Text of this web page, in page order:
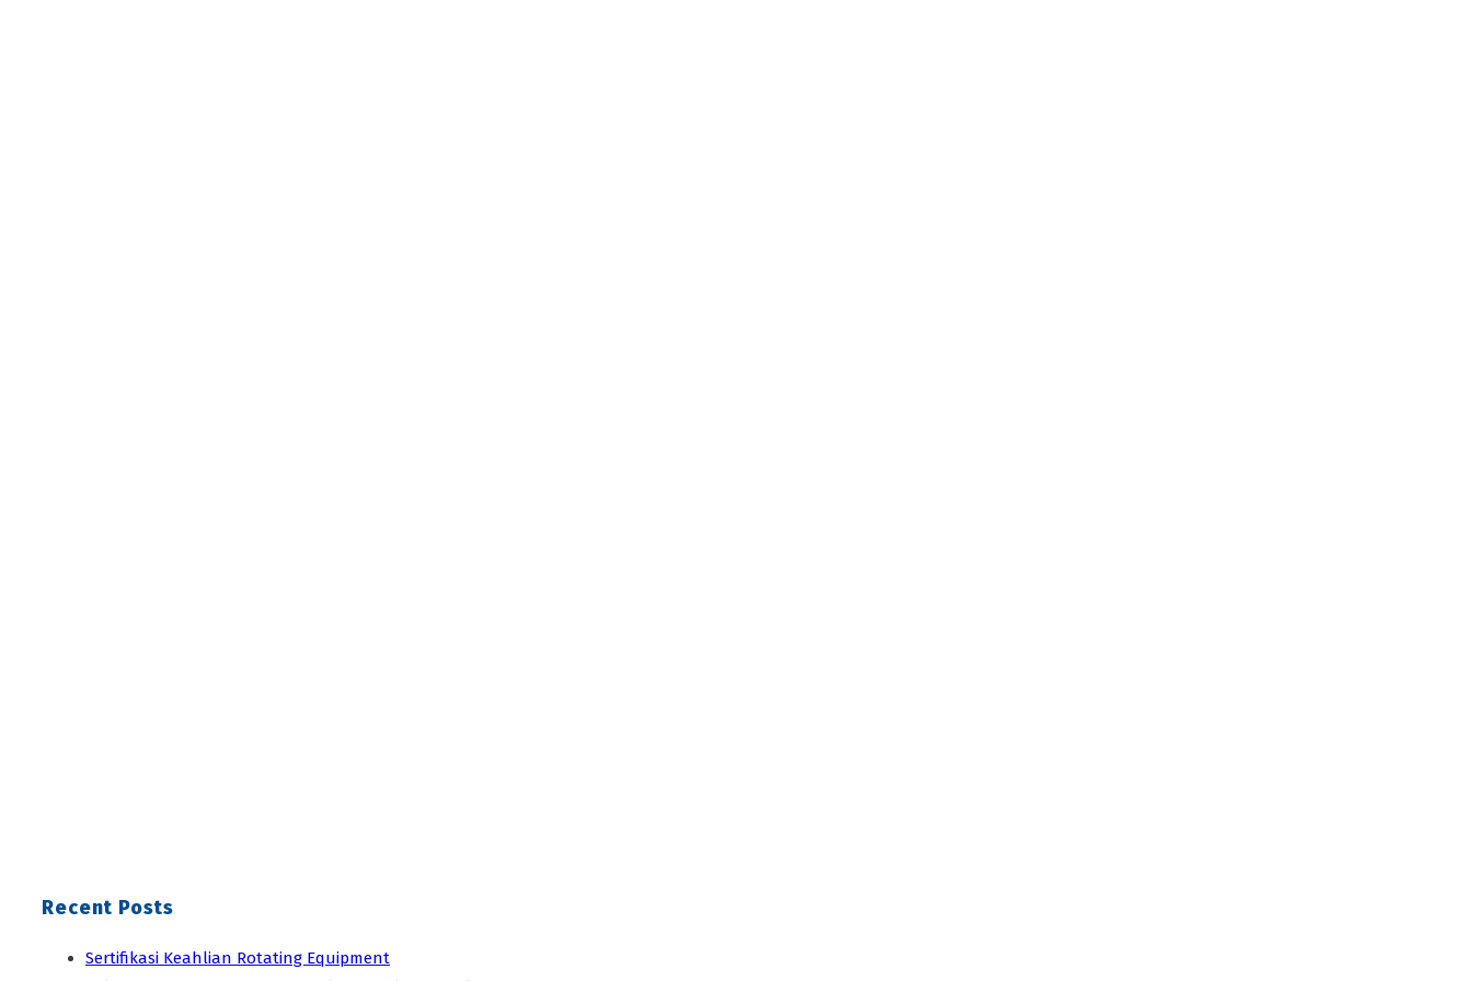
Recent Posts
Sertifikasi Keahlian Rotating Equipment